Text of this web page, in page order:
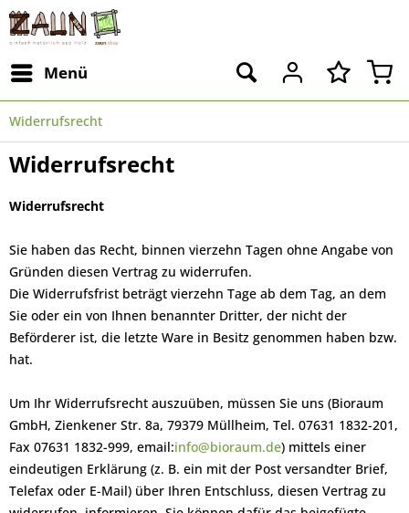
Menü
Widerrufsrecht
Widerrufsrecht
Widerrufsrecht
Sie haben das Recht, binnen vierzehn Tagen ohne Angabe von
Gründen diesen Vertrag zu widerrufen.
Die Widerrufsfrist beträgt vierzehn Tage ab dem Tag, an dem
Sie oder ein von Ihnen benannter Dritter, der nicht der
Beförderer ist, die letzte Ware in Besitz genommen haben bzw.
hat.
Um Ihr Widerrufsrecht auszuüben, müssen Sie uns (Bioraum
GmbH, Zienkener Str. 8a, 79379 Müllheim, Tel. 07631 1832-201,
Fax 07631 1832-999, email:info@bioraum.de) mittels einer
eindeutigen Erklärung (z. B. ein mit der Post versandter Brief,
Telefax oder E-Mail) über Ihren Entschluss, diesen Vertrag zu